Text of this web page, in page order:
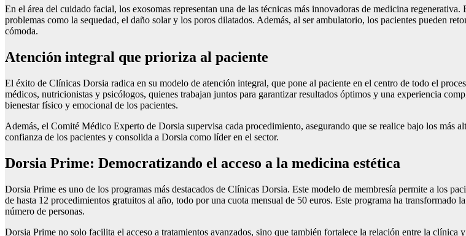
En el área del cuidado facial, los exosomas representan una de las técnicas más innovadoras de medicina
problemas como la sequedad, el daño solar y los poros dilatados. Además, al ser ambulatorio, los pacientes pueden
cómoda.
Atención integral que prioriza al paciente
El éxito de Clínicas Dorsia radica en su modelo de atención integral, que pone al paciente en el centro de todo el
médicos, nutricionistas y psicólogos, quienes trabajan juntos para garantizar resultados óptimos y una experiencia
bienestar físico y emocional de los pacientes.
Además, el Comité Médico Experto de Dorsia supervisa cada procedimiento, asegurando que se realice bajo los más
confianza de los pacientes y consolida a Dorsia como líder en el sector.
Dorsia Prime: Democratizando el acceso a la medicina estética
Dorsia Prime es uno de los programas más destacados de Clínicas Dorsia. Este modelo de membresía permite a los
de hasta 12 procedimientos gratuitos al año, todo por una cuota mensual de 50 euros. Este programa ha transformado
número de personas.
Dorsia Prime no solo facilita el acceso a tratamientos avanzados, sino que también fortalece la relación entre la clínica